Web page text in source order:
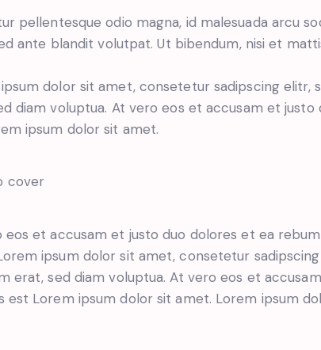
pellentesque odio magna, id malesuada arcu
ante blandit volutpat. Ut bibendum, nisi et
dolor sit amet, consetetur sadipscing
diam voluptua. At vero eos et accusam et
ipsum dolor sit amet.
eos et accusam et justo duo dolores et ea
ipsum dolor sit amet, consetetur
erat, sed diam voluptua. At vero eos et
est Lorem ipsum dolor sit amet. Lorem ipsum